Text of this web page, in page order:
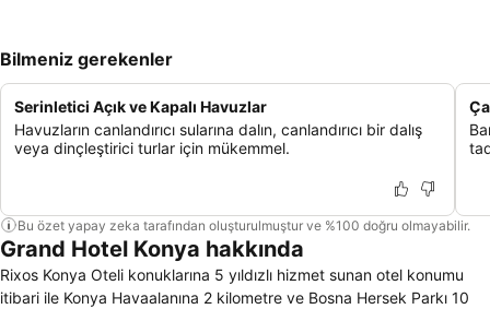
Bilmeniz gerekenler
Serinletici Açık ve Kapalı Havuzlar
Havuzların canlandırıcı sularına dalın, canlandırıcı bir dalış
veya dinçleştirici turlar için mükemmel.
Bu özet yapay zeka tarafından oluşturulmuştur ve %100 doğru olmayabilir.
Grand Hotel Konya hakkında
Rixos Konya Oteli konuklarına 5 yıldızlı hizmet sunan otel konumu
itibari ile Konya Havaalanına 2 kilometre ve Bosna Hersek Parkı 10